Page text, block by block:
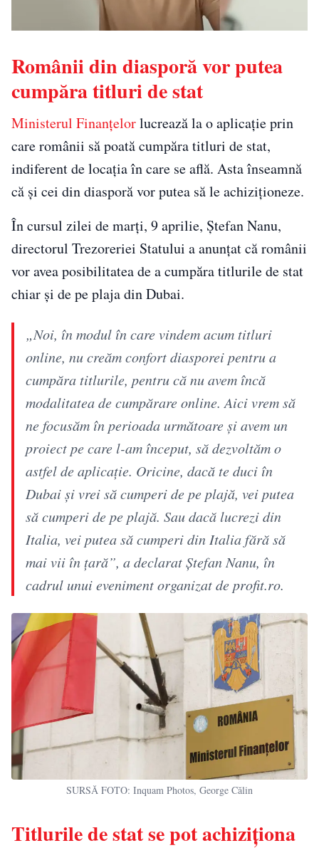
Românii din diasporă vor putea
cumpăra titluri de stat
Ministerul Finanțelorlucrează la o aplicație prin
care românii să poată cumpăra titluri de stat,
indiferent de locația în care se află. Asta înseamnă
că și cei din diasporă vor putea să le achiziționeze.
În cursul zilei de marți, 9 aprilie, Ștefan Nanu,
directorul Trezoreriei Statului a anunțat că românii
vor avea posibilitatea de a cumpăra titlurile de stat
chiar și de pe plaja din Dubai.
„Noi, în modul în care vindem acum titluri
online, nu creăm confort diasporei pentru a
cumpăra titlurile, pentru că nu avem încă
modalitatea de cumpărare online. Aici vrem să
ne focusăm în perioada următoare și avem un
proiect pe care l-am început, să dezvoltăm o
astfel de aplicație. Oricine, dacă te duci în
Dubai și vrei să cumperi de pe plajă, vei putea
să cumperi de pe plajă. Sau dacă lucrezi din
Italia, vei putea să cumperi din Italia fără să
mai vii în țară”, a declarat Ștefan Nanu, în
cadrul unui eveniment organizat de profit.ro.
SURSĂ FOTO: Inquam Photos, George Călin
Titlurile de stat se pot achiziționa